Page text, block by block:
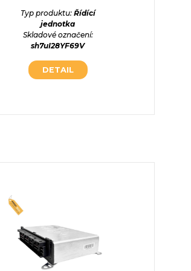
Typ produktu: Řídící
jednotka
Skladové označení:
sh7uI28YF69V
DETAIL